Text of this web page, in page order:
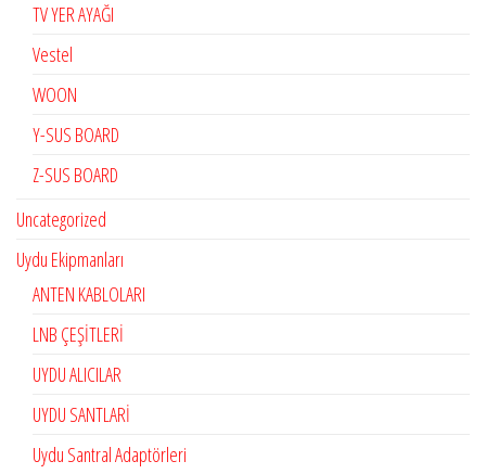
TV YER AYAĞI
Vestel
WOON
Y-SUS BOARD
Z-SUS BOARD
Uncategorized
Uydu Ekipmanları
ANTEN KABLOLARI
LNB ÇEŞİTLERİ
UYDU ALICILAR
UYDU SANTLARİ
Uydu Santral Adaptörleri